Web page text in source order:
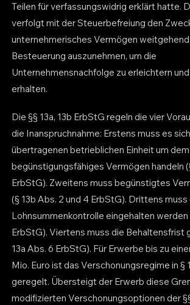
Teilen für verfassungswidrig erklärt hatte.
verfolgt mit der Steuerbefreiung den
unternehmerisches Vermögen
Besteuerung auszunehmen, um die
Unternehmensnachfolge zu erleichtern
erhalten.
Die §§ 13a, 13b ErbStG regeln die vier
die Inanspruchnahme: Erstens muss es
übertragenen betrieblichen Einheit um
begünstigungsfähiges Vermögen handeln
ErbStG). Zweitens muss begünstigtes
(§ 13b Abs. 2 und 4 ErbStG). Drittens muss
Lohnsummenkontrolle eingehalten werden
ErbStG). Viertens muss die Behaltensfrist
13a Abs. 6 ErbStG). Für Erwerbe bis zu
Mio. Euro ist das Verschonungsregime in §
geregelt. Übersteigt der Erwerb diese
modifizierten Verschonungsoptionen der